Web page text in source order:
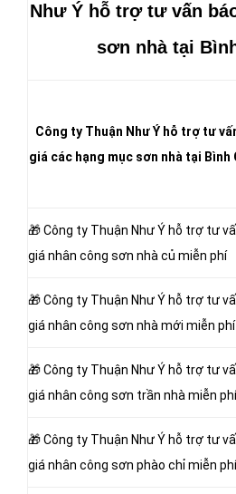
Như Ýhỗ trợ tư vấn
sơn nhà tại
Công ty Thuận Như Ý hỗ trợ tư
giá các hạng mục sơn nhà tại Bình
🎁 Công ty Thuận Như Ý hỗ trợ tư
giá nhân công sơn nhà củ miễn phí
🎁 Công ty Thuận Như Ý hỗ trợ tư
giá nhân công sơn nhà mới miễn phí
🎁 Công ty Thuận Như Ý hỗ trợ tư
giá nhân công sơn trần nhà miễn phí
🎁 Công ty Thuận Như Ý hỗ trợ tư
giá nhân công sơn phào chỉ miễn phí